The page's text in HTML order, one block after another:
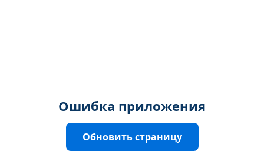
Ошибка приложения
Обновить страницу